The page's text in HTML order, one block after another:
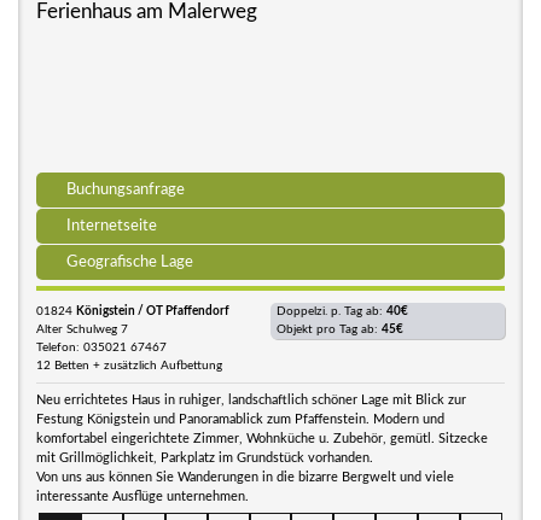
Ferienhaus am Malerweg
Buchungsanfrage
Internetseite
Geografische Lage
01824 Königstein / OT Pfaffendorf
Alter Schulweg 7
Telefon: 035021 67467
12 Betten + zusätzlich Aufbettung
Doppelzi. p. Tag ab: 40€
Objekt pro Tag ab: 45€
Neu errichtetes Haus in ruhiger, landschaftlich schöner Lage mit Blick zur
Festung Königstein und Panoramablick zum Pfaffenstein. Modern und
komfortabel eingerichtete Zimmer, Wohnküche u. Zubehör, gemütl. Sitzecke
mit Grillmöglichkeit, Parkplatz im Grundstück vorhanden.
Von uns aus können Sie Wanderungen in die bizarre Bergwelt und viele
interessante Ausflüge unternehmen.